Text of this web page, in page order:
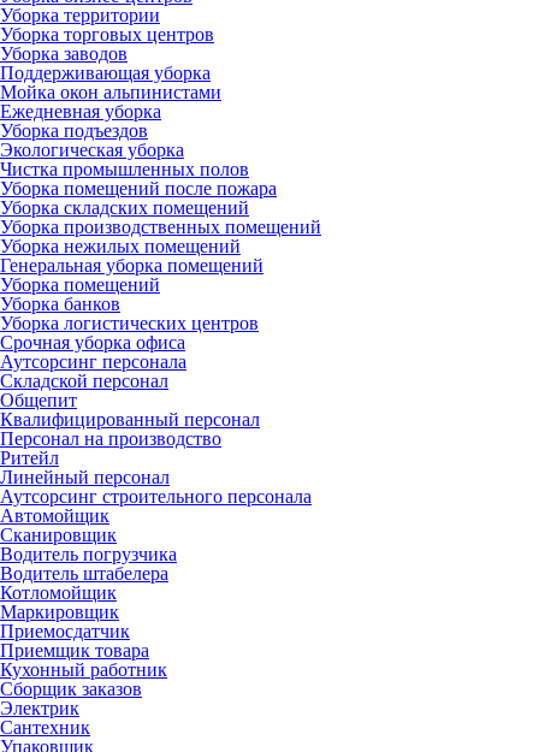
Уборка территории
Уборка торговых центров
Уборка заводов
Поддерживающая уборка
Мойка окон альпинистами
Ежедневная уборка
Уборка подъездов
Экологическая уборка
Чистка промышленных полов
Уборка помещений после пожара
Уборка складских помещений
Уборка производственных помещений
Уборка нежилых помещений
Генеральная уборка помещений
Уборка помещений
Уборка банков
Уборка логистических центров
Срочная уборка офиса
Аутсорсинг персонала
Складской персонал
Общепит
Квалифицированный персонал
Персонал на производство
Ритейл
Линейный персонал
Аутсорсинг строительного персонала
Автомойщик
Сканировщик
Водитель погрузчика
Водитель штабелера
Котломойщик
Маркировщик
Приемосдатчик
Приемщик товара
Кухонный работник
Сборщик заказов
Электрик
Сантехник
Упаковщик